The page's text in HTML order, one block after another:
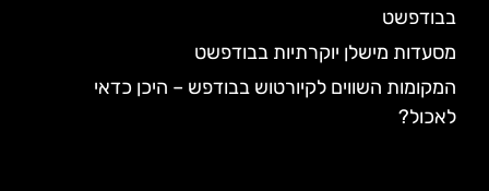
בבודפשט
מסעדות מישלן יוקרתיות בבודפשט
המקומות השווים לקיורטוש בבודפש – היכן כדאי
לאכול?